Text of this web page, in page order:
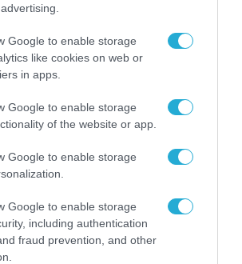
Google to enable storage
like cookies on web or
in apps.
Google to enable storage
of the website or app.
Google to enable storage
Google to enable storage
including authentication
fraud prevention, and other
προκάλεσε τον όλεθρο σε
στη Ζαπορίζια – Δείτε